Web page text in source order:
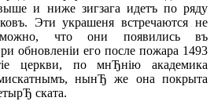
и ниже зигзага идетъ по ряду
Эти украшеня встречаются не
что они появились въ
обновленiи его после пожара 1493
церкви, по мнЂнiю академика
нынЂ же она покрыта
ската.